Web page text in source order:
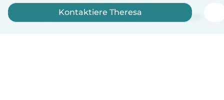
Kontaktiere Theresa
Bedingungen & Datenschutz Preise Impressum